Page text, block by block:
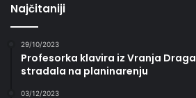
Najčitaniji
29/10/2023
Profesorka klavira iz Vranja
stradala na planinarenju
03/12/2023